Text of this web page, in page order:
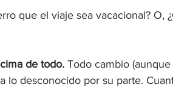
que el viaje sea vacacional? O,
de todo. Todo cambio
lo desconocido por su parte.